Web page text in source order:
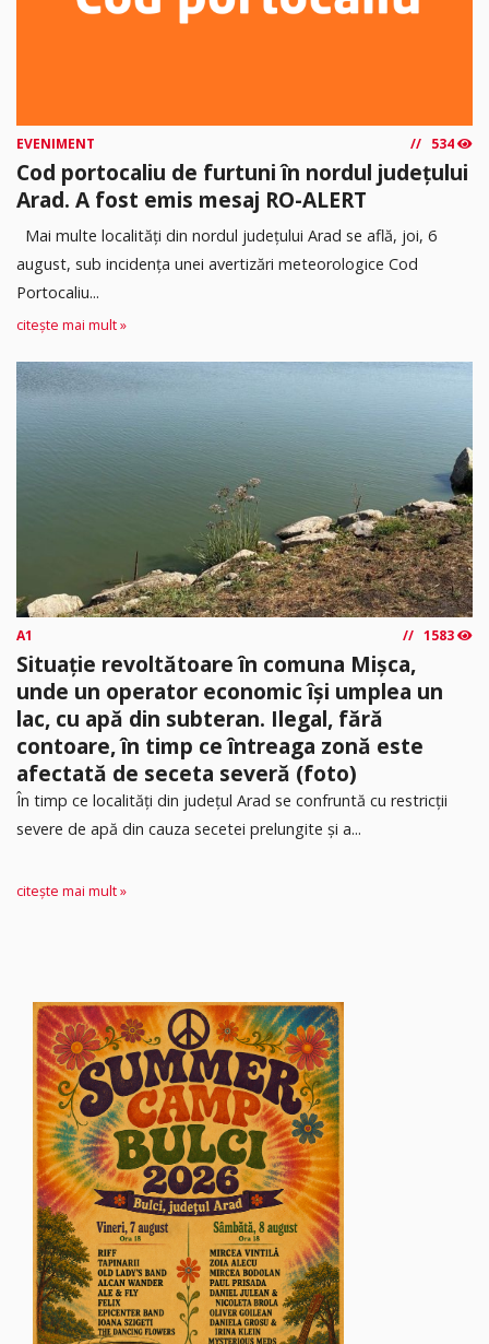
EVENIMENT 534
Cod portocaliu de furtuni în nordul județului
Arad. A fost emis mesaj RO-ALERT
Mai multe localități din nordul județului Arad se află, joi, 6
august, sub incidența unei avertizări meteorologice Cod
Portocaliu...
citește mai mult »
A1 1583
Situație revoltătoare în comuna Mișca,
unde un operator economic își umplea un
lac, cu apă din subteran. Ilegal, fără
contoare, în timp ce întreaga zonă este
afectată de seceta severă (foto)
În timp ce localități din județul Arad se confruntă cu restricții
severe de apă din cauza secetei prelungite și a...
citește mai mult »